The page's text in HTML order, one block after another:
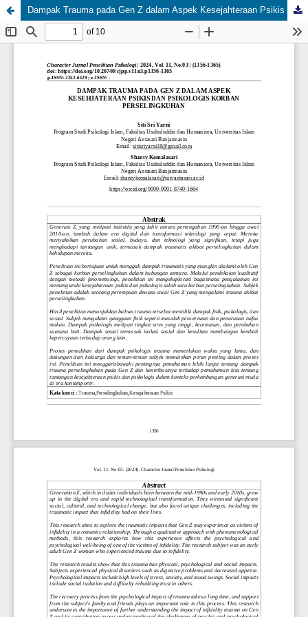
Dampak Trauma pada Gen Z dalam Aspek Kesejahteraan Psikis dan Psikologis Korban Perselingkuhan